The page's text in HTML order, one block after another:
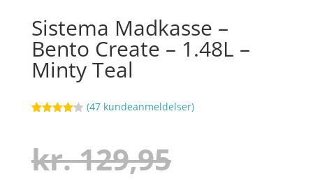
Sistema Madkasse –
Bento Create – 1.48L –
Minty Teal
baseret
på
kundebedø
(47 kundeanmeldelser)
kr.129,95